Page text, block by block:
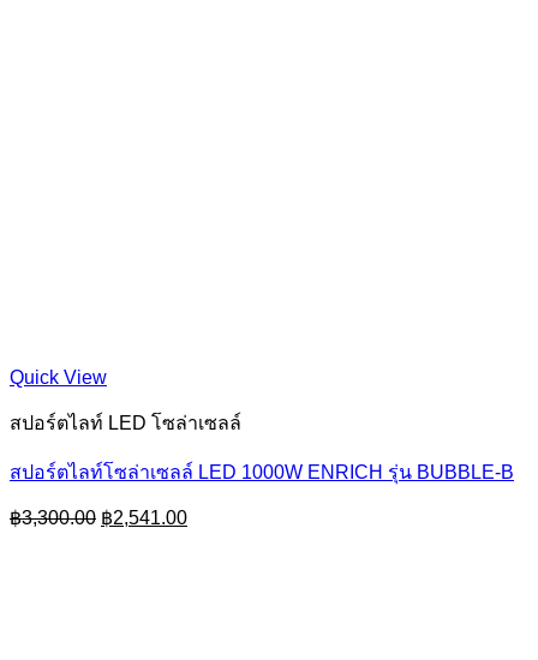
Quick View
สปอร์ตไลท์ LED โซล่าเซลล์
สปอร์ตไลท์โซล่าเซลล์ LED 1000W ENRICH รุ่น BUBBLE-B
฿3,300.00 Original
฿2,541.00Current